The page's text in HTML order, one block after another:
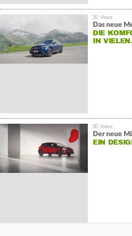
Das neue
DIE
IN
Der neue
EIN